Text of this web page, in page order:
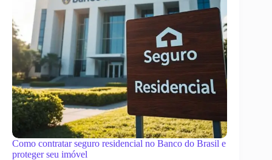
Como contratar seguro residencial no Banco do Brasil e
proteger seu imóvel